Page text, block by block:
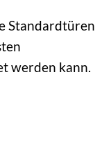
Standardtüren
werden kann.